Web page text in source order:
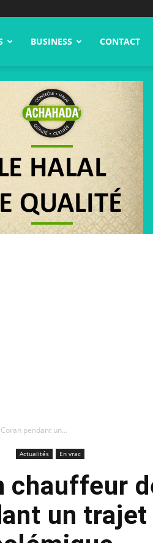
BUSINESS CONTACT
pendant un...
Actualités En vrac
un